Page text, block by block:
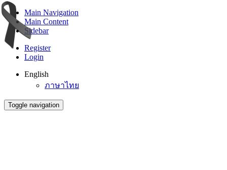
Main Navigation
Main Content
Sidebar
Register
Login
English
ภาษาไทย
Toggle navigation